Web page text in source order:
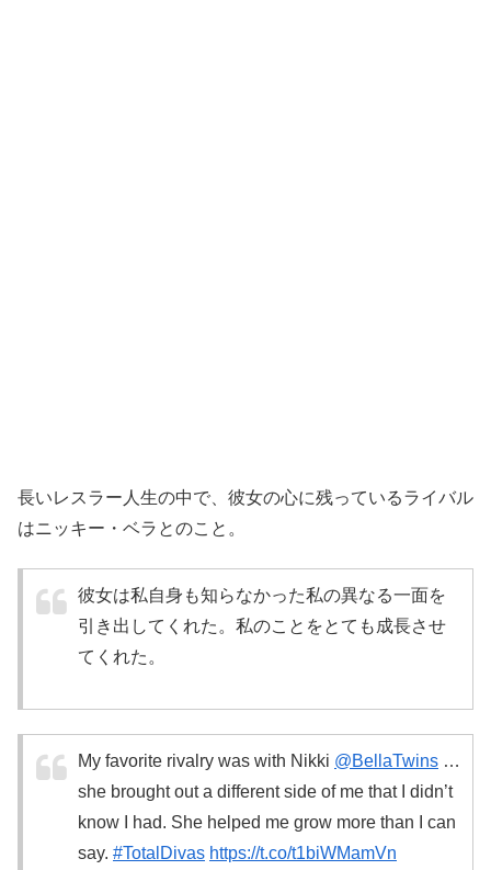
長いレスラー人生の中で、彼女の心に残っているライバル
はニッキー・ベラとのこと。
彼女は私自身も知らなかった私の異なる一面を
引き出してくれた。私のことをとても成長させ
てくれた。
My favorite rivalry was with Nikki @BellaTwins …
she brought out a different side of me that I didn’t
know I had. She helped me grow more than I can
say. #TotalDivas https://t.co/t1biWMamVn